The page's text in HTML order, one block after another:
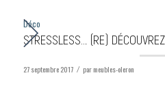
Déco
STRESSLESS… (RE)
27 septembre 2017 / parmeubles-oleron